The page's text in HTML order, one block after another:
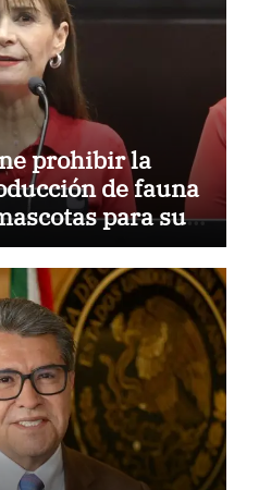
prohibir la
de fauna
para su